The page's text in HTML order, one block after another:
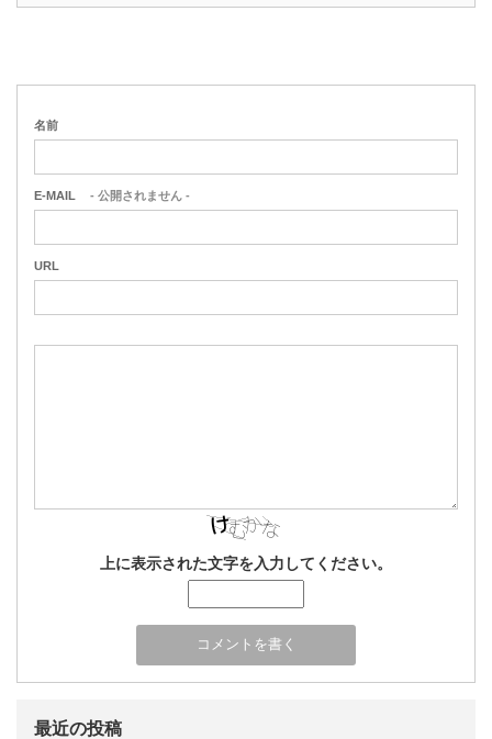
名前
E-MAIL - 公開されません -
URL
上に表示された文字を入力してください。
最近の投稿